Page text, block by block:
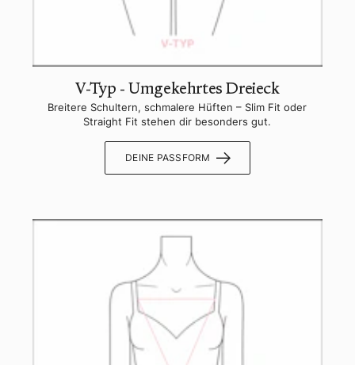
V-Typ - Umgekehrtes Dreieck
Breitere Schultern, schmalere Hüften – Slim Fit oder
Straight Fit stehen dir besonders gut.
DEINE PASSFORM